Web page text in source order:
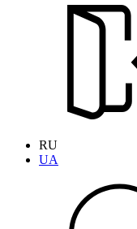
RU
UA